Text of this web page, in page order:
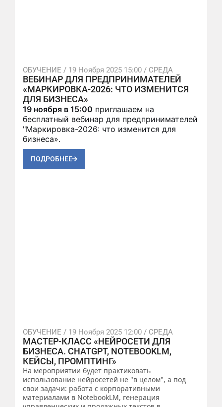
ОБУЧЕНИЕ / 19 Ноября 2025 15:00 / СРЕДА
ВЕБИНАР ДЛЯ ПРЕДПРИНИМАТЕЛЕЙ
«МАРКИРОВКА-2026: ЧТО ИЗМЕНИТСЯ
ДЛЯ БИЗНЕСА»
19 ноября в 15:00 приглашаем на
бесплатный вебинар для предпринимателей
"Маркировка-2026: что изменится для
бизнеса».
ПОДРОБНЕЕ
ОБУЧЕНИЕ / 19 Ноября 2025 12:00 / СРЕДА
МАСТЕР-КЛАСС «НЕЙРОСЕТИ ДЛЯ
БИЗНЕСА. CHATGPT, NOTEBOOKLM,
КЕЙСЫ, ПРОМПТИНГ»
На мероприятии будет практиковать
использование нейросетей не "в целом", а под
свои задачи: работа с корпоративными
материалами в NotebookLM, генерация